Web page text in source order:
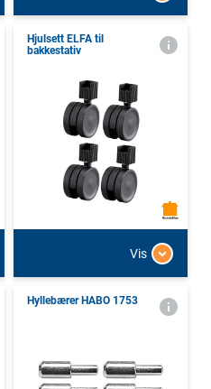
Hjulsett ELFA til
bakkestativ
Vis
Hyllebærer HABO 1753